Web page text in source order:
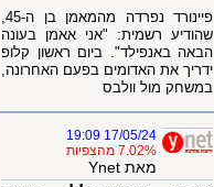
פיינורד נפרדה מהמאמן בן ה-45,
שהודיע רשמית: "אני אאמן בעונה
הבאה באנפילד". ביום ראשון קלופ
ידריך את האדומים בפעם האחרונה,
במשחק מול וולבס
17/05/24 19:09
7.02% מהצפיות
מאת Ynet